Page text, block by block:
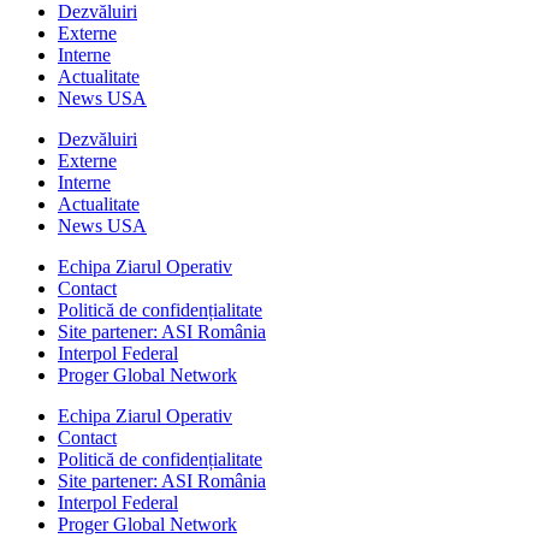
Dezvăluiri
Externe
Interne
Actualitate
News USA
Dezvăluiri
Externe
Interne
Actualitate
News USA
Echipa Ziarul Operativ
Contact
Politică de confidențialitate
Site partener: ASI România
Interpol Federal
Proger Global Network
Echipa Ziarul Operativ
Contact
Politică de confidențialitate
Site partener: ASI România
Interpol Federal
Proger Global Network